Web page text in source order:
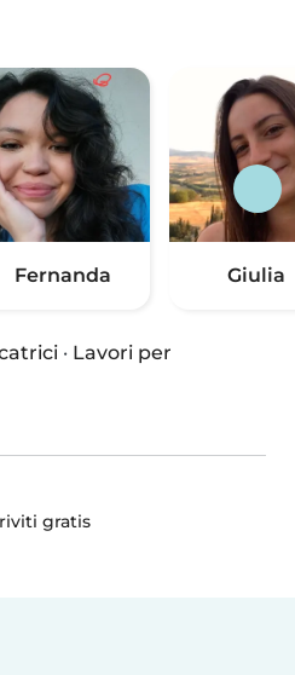
Fernanda Giulia
· Lavori per
gratis